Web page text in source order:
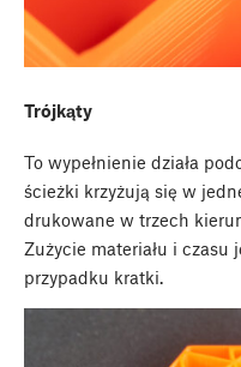
Trójkąty
To wypełnienie działa
ścieżki krzyżują się w
drukowane w trzech
Zużycie materiału i
przypadku kratki.